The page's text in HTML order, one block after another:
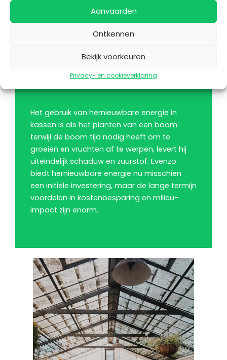
Aanvaarden
Ontkennen
Bekijk voorkeuren
Privacy- en cookieverklaring
energiekosten met gemiddeld 30-50%
verlagen.
Het gebruik van hernieuwbare energie in de
40% verminderen, wat aanzienlijke
Het gebruik van hernieuwbare energie in
kassen is als het planten van een boom:
terwijl de boom tijd nodig heeft om te
groeien en vruchten af te werpen, levert hij
uiteindelijk schaduw en zuurstof. Evenzo
biedt hernieuwbare energie nu misschien
een initiële investering, maar de lange termijn
voordelen in kostenbesparing en milieu-
impact zijn enorm.